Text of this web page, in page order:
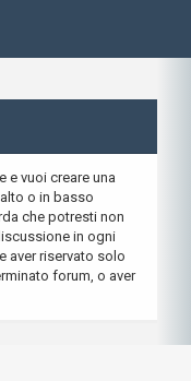
e vuoi creare una
o in basso
che potresti non
in ogni
aver riservato solo
forum, o aver